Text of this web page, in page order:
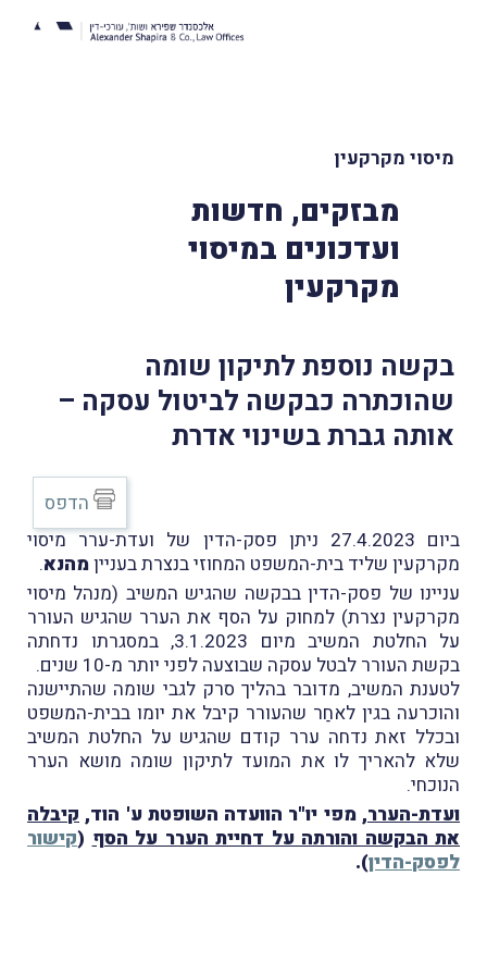
מיסוי מקרקעין
מבזקים, חדשות
ועדכונים במיסוי
מקרקעין
בקשה נוספת לתיקון שומה
שהוכתרה כבקשה לביטול עסקה –
אותה גברת בשינוי אדרת
ביום 27.4.2023 ניתן פסק-הדין של ועדת-ערר מיסוי
מקרקעין שליד בית-המשפט המחוזי בנצרת בענייןמהנא.
עניינו של פסק-הדין בבקשה שהגיש המשיב (מנהל מיסוי
מקרקעין נצרת) למחוק על הסף את הערר שהגיש העורר
על החלטת המשיב מיום 3.1.2023, במסגרתו נדחתה
בקשת העורר לבטל עסקה שבוצעה לפני יותר מ-10 שנים.
לטענת המשיב, מדובר בהליך סרק לגבי שומה שהתיישנה
והוכרעה בגין לאחַר שהעורר קיבל את יומו בבית-המשפט
ובכלל זאת נדחה ערר קודם שהגיש על החלטת המשיב
שלא להאריך לו את המועד לתיקון שומה מושא הערר
הנוכחי.
ועדת-הערר, מפי יו"ר הוועדה השופטת ע' הוד, קיבלה
את הבקשה והורתה על דחיית הערר על הסף(קישור
לפסק-הדין).